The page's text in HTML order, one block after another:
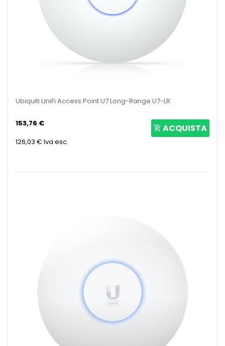
Ubiquiti UniFi Access Point U7 Long-Range U7-LR
153,76 €
126,03 € Iva esc.
ACQUISTA